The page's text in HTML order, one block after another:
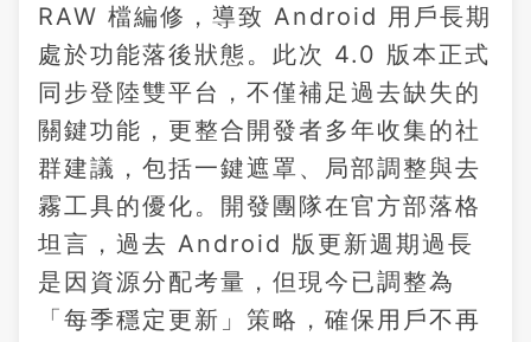
RAW 檔編修，導致 Android 用戶長期
處於功能落後狀態。此次 4.0 版本正式
同步登陸雙平台，不僅補足過去缺失的
關鍵功能，更整合開發者多年收集的社
群建議，包括一鍵遮罩、局部調整與去
霧工具的優化。開發團隊在官方部落格
坦言，過去 Android 版更新週期過長
是因資源分配考量，但現今已調整為
「每季穩定更新」策略，確保用戶不再